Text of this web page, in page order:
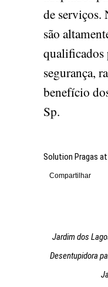
de serviços.
são
qualificados
segurança,
benefício
Sp.
Solution Pragas at
Compartilhar
Jardim dos
Desentupidora